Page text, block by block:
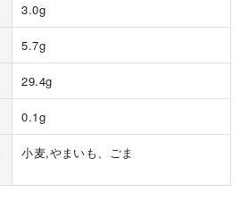
3.0g
5.7g
29.4g
0.1g
小麦,やまいも、ごま